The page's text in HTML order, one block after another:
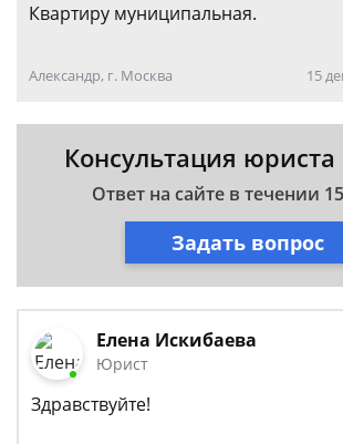
Квартиру муниципальная.
Александр, г. Москва 15
Консультация
Ответ на сайте в течении
Задать вопрос
Елена Искибаева
Юрист
Здравствуйте!